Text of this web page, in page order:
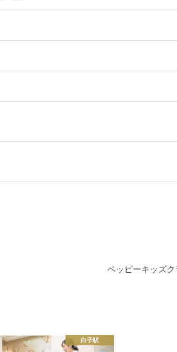
ペッピーキッズ
白子駅